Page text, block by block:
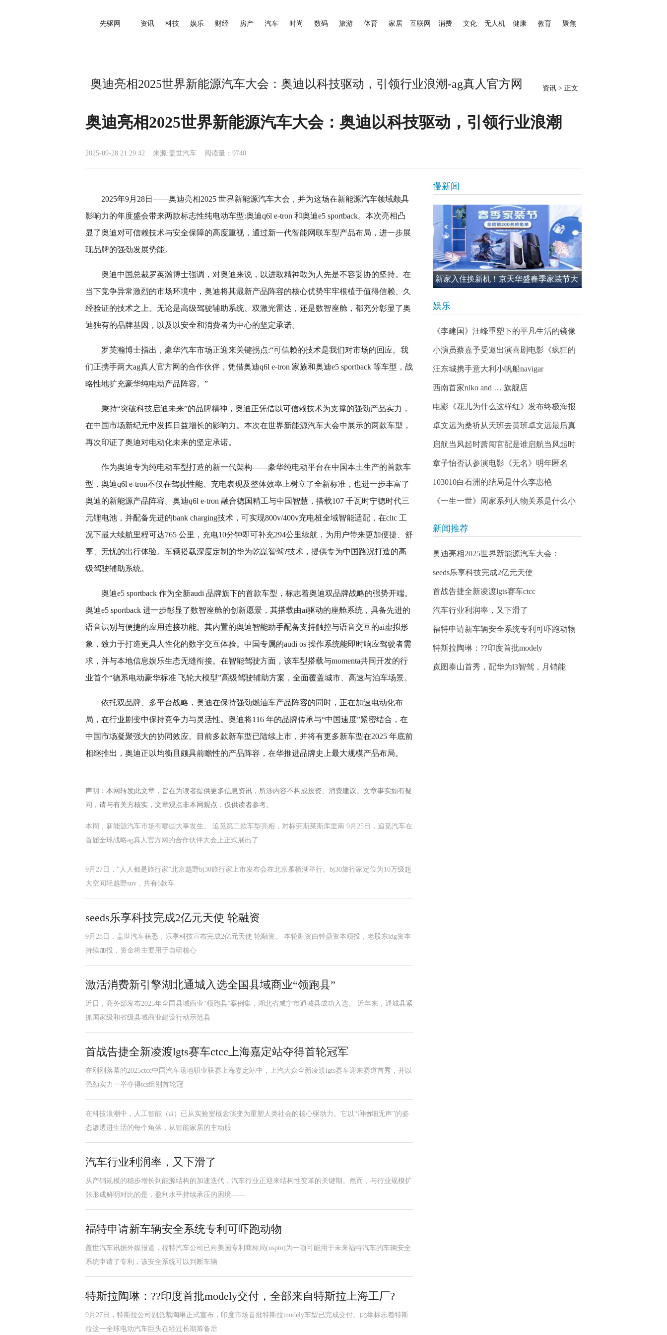
先驱网 资讯 科技 娱乐 财经 房产 汽车 时尚 数码 旅游 体育 家居 互联网 消费 文化 无人机 健康 教育 聚焦
奥迪亮相2025世界新能源汽车大会：奥迪以科技驱动，引领行业浪潮-ag真人官方网 资讯 > 正文
奥迪亮相2025世界新能源汽车大会：奥迪以科技驱动，引领行业浪潮
2025-09-28 21:29:42 来源:盖世汽车 阅读量：9740
2025年9月28日——奥迪亮相2025 世界新能源汽车大会，并为这场在新能源汽车领域颇具
影响力的年度盛会带来两款标志性纯电动车型:奥迪q6l e-tron 和奥迪e5 sportback。本次亮相凸
显了奥迪对可信赖技术与安全保障的高度重视，通过新一代智能网联车型产品布局，进一步展
现品牌的强劲发展势能。
奥迪中国总裁罗英瀚博士强调，对奥迪来说，以进取精神敢为人先是不容妥协的坚持。在
当下竞争异常激烈的市场环境中，奥迪将其最新产品阵容的核心优势牢牢根植于值得信赖、久
经验证的技术之上。无论是高级驾驶辅助系统、双激光雷达，还是数智座舱，都充分彰显了奥
迪独有的品牌基因，以及以安全和消费者为中心的坚定承诺。
罗英瀚博士指出，豪华汽车市场正迎来关键拐点:“可信赖的技术是我们对市场的回应。我
们正携手两大ag真人官方网的合作伙伴，凭借奥迪q6l e-tron 家族和奥迪e5 sportback 等车型，战
略性地扩充豪华纯电动产品阵容。”
秉持“突破科技启迪未来”的品牌精神，奥迪正凭借以可信赖技术为支撑的强劲产品实力，
在中国市场新纪元中发挥日益增长的影响力。本次在世界新能源汽车大会中展示的两款车型，
再次印证了奥迪对电动化未来的坚定承诺。
作为奥迪专为纯电动车型打造的新一代架构——豪华纯电动平台在中国本土生产的首款车
型，奥迪q6l e-tron不仅在驾驶性能、充电表现及整体效率上树立了全新标准，也进一步丰富了
奥迪的新能源产品阵容。奥迪q6l e-tron 融合德国精工与中国智慧，搭载107 千瓦时宁德时代三
元锂电池，并配备先进的bank charging技术，可实现800v/400v充电桩全域智能适配，在cltc 工
况下最大续航里程可达765 公里，充电10分钟即可补充294公里续航，为用户带来更加便捷、舒
享、无忧的出行体验。车辆搭载深度定制的华为乾崑智驾?技术，提供专为中国路况打造的高
级驾驶辅助系统。
奥迪e5 sportback 作为全新audi 品牌旗下的首款车型，标志着奥迪双品牌战略的强势开端。
奥迪e5 sportback 进一步彰显了数智座舱的创新愿景，其搭载由ai驱动的座舱系统，具备先进的
语音识别与便捷的应用连接功能。其内置的奥迪智能助手配备支持触控与语音交互的ai虚拟形
象，致力于打造更具人性化的数字交互体验。中国专属的audi os 操作系统能即时响应驾驶者需
求，并与本地信息娱乐生态无缝衔接。在智能驾驶方面，该车型搭载与momenta共同开发的行
业首个“德系电动豪华标准 飞轮大模型”高级驾驶辅助方案，全面覆盖城市、高速与泊车场景。
依托双品牌、多平台战略，奥迪在保持强劲燃油车产品阵容的同时，正在加速电动化布
局，在行业剧变中保持竞争力与灵活性。奥迪将116 年的品牌传承与“中国速度”紧密结合，在
中国市场凝聚强大的协同效应。目前多款新车型已陆续上市，并将有更多新车型在2025 年底前
相继推出，奥迪正以均衡且颇具前瞻性的产品阵容，在华推进品牌史上最大规模产品布局。
声明：本网转发此文章，旨在为读者提供更多信息资讯，所涉内容不构成投资、消费建议。文章事实如有疑
问，请与有关方核实，文章观点非本网观点，仅供读者参考。
本周，新能源汽车市场有哪些大事发生。 追觅第二款车型亮相，对标劳斯莱斯库里南 9月25日，追觅汽车在
首届全球战略ag真人官方网的合作伙伴大会上正式展出了
9月27日，“人人都是旅行家”北京越野bj30旅行家上市发布会在北京雁栖湖举行。bj30旅行家定位为10万级超
大空间轻越野suv，共有6款车
seeds乐享科技完成2亿元天使 轮融资
9月28日，盖世汽车获悉，乐享科技宣布完成2亿元天使 轮融资。 本轮融资由钟鼎资本领投，老股东idg资本
持续加投，资金将主要用于自研核心
激活消费新引擎湖北通城入选全国县域商业“领跑县”
近日，商务部发布2025年全国县域商业“领跑县”案例集，湖北省咸宁市通城县成功入选。 近年来，通城县紧
抓国家级和省级县域商业建设行动示范县
首战告捷全新凌渡lgts赛车ctcc上海嘉定站夺得首轮冠军
在刚刚落幕的2025ctcc中国汽车场地职业联赛上海嘉定站中，上汽大众全新凌渡lgts赛车迎来赛道首秀，并以
强劲实力一举夺得tcs组别首轮冠
在科技浪潮中，人工智能（ai）已从实验室概念演变为重塑人类社会的核心驱动力。它以“润物细无声”的姿
态渗透进生活的每个角落，从智能家居的主动服
汽车行业利润率，又下滑了
从产销规模的稳步增长到能源结构的加速迭代，汽车行业正迎来结构性变革的关键期。然而，与行业规模扩
张形成鲜明对比的是，盈利水平持续承压的困境——
福特申请新车辆安全系统专利可吓跑动物
盖世汽车讯据外媒报道，福特汽车公司已向美国专利商标局(uspto)为一项可能用于未来福特汽车的车辆安全
系统申请了专利，该安全系统可以判断车辆
特斯拉陶琳：??印度首批modely交付，全部来自特斯拉上海工厂?
9月27日，特斯拉公司副总裁陶琳正式宣布，印度市场首批特斯拉modely车型已完成交付。此举标志着特斯
拉这一全球电动汽车巨头在经过长期筹备后
慢新闻
新家入住换新机！京天华盛春季家装节大
娱乐
《李建国》汪峰重塑下的平凡生活的镜像
小演员蔡嘉予受邀出演喜剧电影《疯狂的
汪东城携手意大利小帆船navigar
西南首家niko and … 旗舰店
电影《花儿为什么这样红》发布终极海报
卓文远为桑祈从天班去黄班卓文远最后真
启航当风起时萧闯官配是谁启航当风起时
章子怡否认参演电影《无名》明年匿名
103010白石洲的结局是什么李惠艳
《一生一世》周家系列人物关系是什么小
新闻推荐
奥迪亮相2025世界新能源汽车大会：
seeds乐享科技完成2亿元天使
首战告捷全新凌渡lgts赛车ctcc
汽车行业利润率，又下滑了
福特申请新车辆安全系统专利可吓跑动物
特斯拉陶琳：??印度首批modely
岚图泰山首秀，配华为l3智驾，月销能